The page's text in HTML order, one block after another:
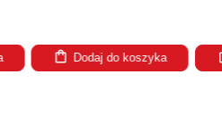
Dodaj do koszyka